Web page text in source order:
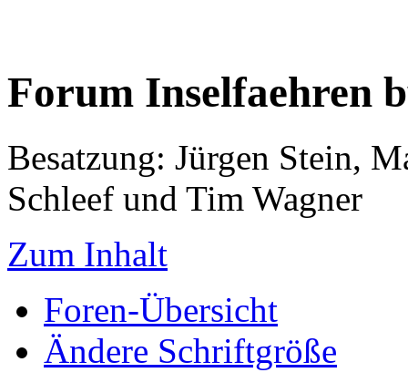
Forum Inselfaehren
Besatzung: Jürgen Stein,
Schleef und Tim Wagner
Zum Inhalt
Foren-Übersicht
Ändere Schriftgröße